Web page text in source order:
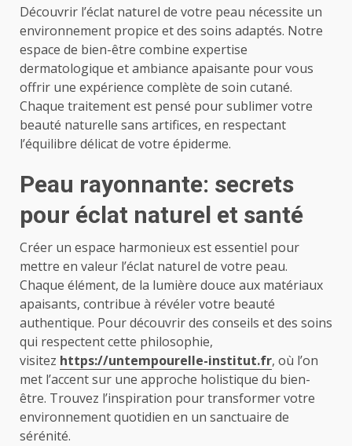
Découvrir l’éclat naturel de votre peau nécessite un
environnement propice et des soins adaptés. Notre
espace de bien-être combine expertise
dermatologique et ambiance apaisante pour vous
offrir une expérience complète de soin cutané.
Chaque traitement est pensé pour sublimer votre
beauté naturelle sans artifices, en respectant
l’équilibre délicat de votre épiderme.
Peau rayonnante: secrets
pour éclat naturel et santé
Créer un espace harmonieux est essentiel pour
mettre en valeur l’éclat naturel de votre peau.
Chaque élément, de la lumière douce aux matériaux
apaisants, contribue à révéler votre beauté
authentique. Pour découvrir des conseils et des soins
qui respectent cette philosophie,
visitez https://untempourelle-institut.fr, où l’on
met l’accent sur une approche holistique du bien-
être. Trouvez l’inspiration pour transformer votre
environnement quotidien en un sanctuaire de
sérénité.